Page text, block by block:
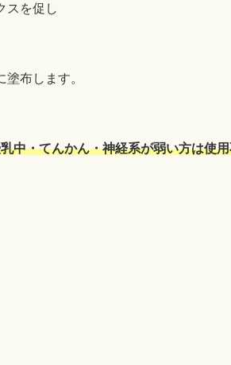
スを促し
布します。
中・てんかん・神経系が弱い方は使